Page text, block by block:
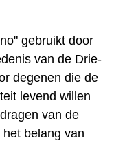
gebruikt door
van de Drie-
degenen die de
levend willen
van de
belang van